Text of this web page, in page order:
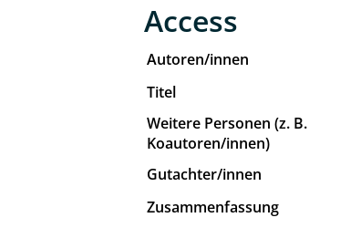
Access
Autoren/innen
Titel
Weitere Personen (z. B.
Koautoren/innen)
Gutachter/innen
Zusammenfassung